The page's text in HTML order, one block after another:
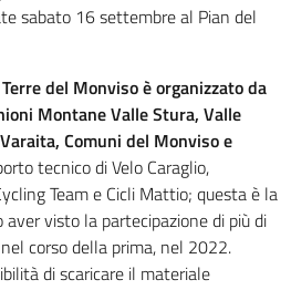
sabato 16 settembre al Pian del
del Monviso è organizzato da
Montane Valle Stura, Valle
Comuni del Monviso e
tecnico di Velo Caraglio,
Team e Cicli Mattio; questa è la
aver visto la partecipazione di più di
corso della prima, nel 2022.
di scaricare il materiale